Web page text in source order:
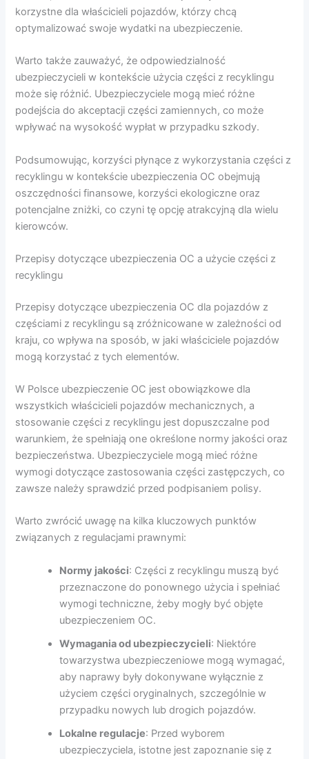
korzystne dla właścicieli pojazdów, którzy chcą
optymalizować swoje wydatki na ubezpieczenie.
Warto także zauważyć, że odpowiedzialność
ubezpieczycieli w kontekście użycia części z recyklingu
może się różnić. Ubezpieczyciele mogą mieć różne
podejścia do akceptacji części zamiennych, co może
wpływać na wysokość wypłat w przypadku szkody.
Podsumowując, korzyści płynące z wykorzystania części z
recyklingu w kontekście ubezpieczenia OC obejmują
oszczędności finansowe, korzyści ekologiczne oraz
potencjalne zniżki, co czyni tę opcję atrakcyjną dla wielu
kierowców.
Przepisy dotyczące ubezpieczenia OC a użycie części z
recyklingu
Przepisy dotyczące ubezpieczenia OC dla pojazdów z
częściami z recyklingu są zróżnicowane w zależności od
kraju, co wpływa na sposób, w jaki właściciele pojazdów
mogą korzystać z tych elementów.
W Polsce ubezpieczenie OC jest obowiązkowe dla
wszystkich właścicieli pojazdów mechanicznych, a
stosowanie części z recyklingu jest dopuszczalne pod
warunkiem, że spełniają one określone normy jakości oraz
bezpieczeństwa. Ubezpieczyciele mogą mieć różne
wymogi dotyczące zastosowania części zastępczych, co
zawsze należy sprawdzić przed podpisaniem polisy.
Warto zwrócić uwagę na kilka kluczowych punktów
związanych z regulacjami prawnymi:
Normy jakości: Części z recyklingu muszą być
przeznaczone do ponownego użycia i spełniać
wymogi techniczne, żeby mogły być objęte
ubezpieczeniem OC.
Wymagania od ubezpieczycieli: Niektóre
towarzystwa ubezpieczeniowe mogą wymagać,
aby naprawy były dokonywane wyłącznie z
użyciem części oryginalnych, szczególnie w
przypadku nowych lub drogich pojazdów.
Lokalne regulacje: Przed wyborem
ubezpieczyciela, istotne jest zapoznanie się z